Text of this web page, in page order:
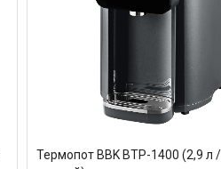
Термопот BBK BTP-1400 (2,9 л